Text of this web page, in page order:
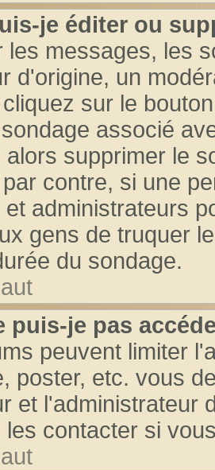
je éditer ou
les messages, les
d'origine, un
sur le
associé
supprimer le
contre, si une
administrateurs
gens de truquer
du sondage.
puis-je pas
peuvent limiter
poster, etc. vous
et l'administrateur
contacter si